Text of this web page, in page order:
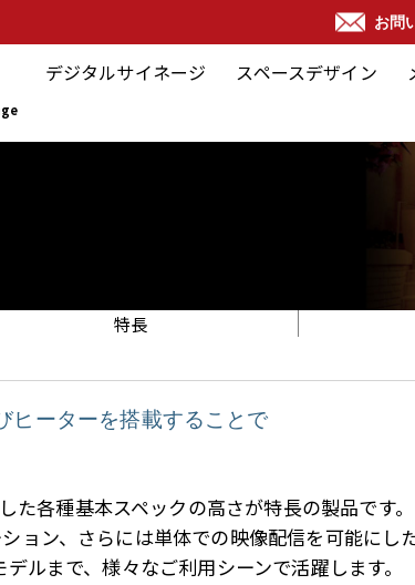
お問
デジタルサイネージ スペースデザイン
特長
ヒーターを搭載することで
各種基本スペックの高さが特長の製品です。
ョン、さらには単体での映像配信を可能に
ルまで、様々なご利用シーンで活躍します。